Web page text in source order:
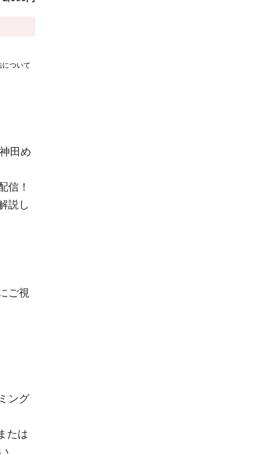
について
田め
信！
説し
ご視
ング
たは
。